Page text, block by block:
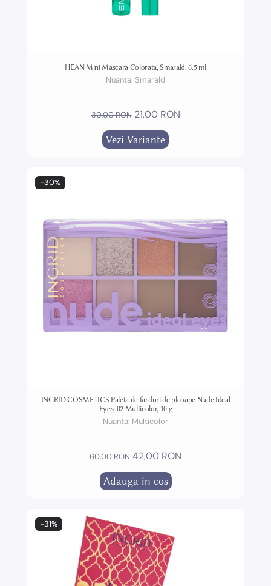
HEAN Mini Mascara Colorata, Smarald, 6.5 ml
Nuanta: Smarald
30,00 RON 21,00 RON
Vezi Variante
-30%
INGRID COSMETICS Paleta de farduri de pleoape Nude Ideal
Eyes, 02 Multicolor, 10 g
Nuanta: Multicolor
60,00 RON 42,00 RON
Adauga in cos
-31%